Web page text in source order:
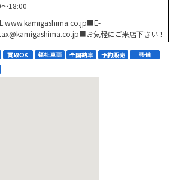
18:00
お気軽にご来店下さい！